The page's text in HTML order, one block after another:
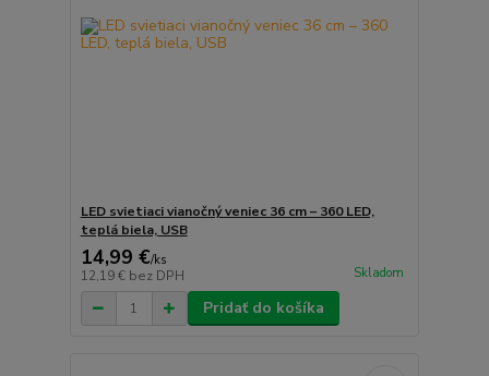
LED svietiaci vianočný veniec 36 cm – 360 LED,
teplá biela, USB
14,99 €/ks
12,19 € bez DPH Skladom
Pridať do košíka